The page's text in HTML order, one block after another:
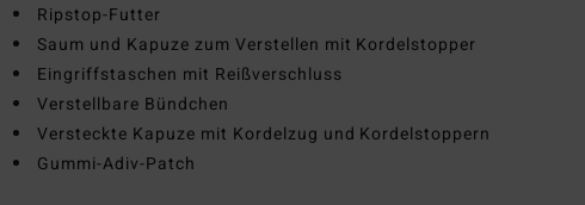
Ripstop-Futter
Saum und Kapuze zum Verstellen mit Kordelstopper
Eingriffstaschen mit Reißverschluss
Verstellbare Bündchen
Versteckte Kapuze mit Kordelzug und Kordelstoppern
Gummi-Adiv-Patch